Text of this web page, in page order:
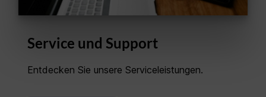
Service und Support
Entdecken Sie unsere Serviceleistungen.